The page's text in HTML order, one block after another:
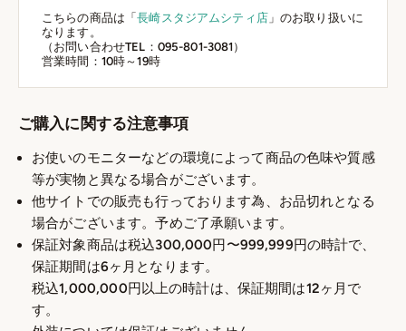
こちらの商品は「長崎スタジアムシティ店」のお取り扱いに
なります。
（お問い合わせTEL：095-801-3081）
営業時間：10時～19時
ご購入に関する注意事項
お使いのモニターなどの環境によって商品の色味や質感
等が実物と異なる場合がございます。
他サイトでの販売も行っております為、お品切れとなる
場合がございます。予めご了承願います。
保証対象商品は税込300,000円〜999,999円の時計で、
保証期間は6ヶ月となります。
税込1,000,000円以上の時計は、保証期間は12ヶ月で
す。